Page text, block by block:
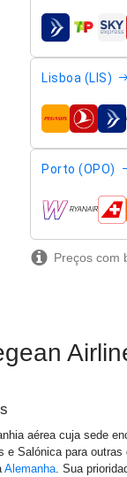
companhias
Lisboa (LIS)
companhias
Porto (OPO)
companhias
Preços com
aérea cuja sede
e Salónica para
Alemanha. Sua